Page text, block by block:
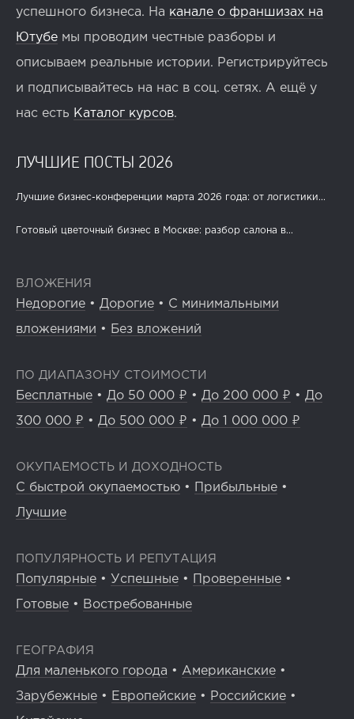
успешного бизнеса. На канале о франшизах на
Ютубе мы проводим честные разборы и
описываем реальные истории. Регистрируйтесь
и подписывайтесь на нас в соц. сетях. А ещё у
нас есть Каталог курсов.
ЛУЧШИЕ ПОСТЫ 2026
Лучшие бизнес-конференции марта 2026 года: от логистики...
Готовый цветочный бизнес в Москве: разбор салона в...
ВЛОЖЕНИЯ
Недорогие • Дорогие • С минимальными
вложениями • Без вложений
ПО ДИАПАЗОНУ СТОИМОСТИ
Бесплатные • До 50 000 ₽ • До 200 000 ₽ • До
300 000 ₽ • До 500 000 ₽ • До 1 000 000 ₽
ОКУПАЕМОСТЬ И ДОХОДНОСТЬ
С быстрой окупаемостью • Прибыльные •
Лучшие
ПОПУЛЯРНОСТЬ И РЕПУТАЦИЯ
Популярные • Успешные • Проверенные •
Готовые • Востребованные
ГЕОГРАФИЯ
Для маленького города • Американские •
Зарубежные • Европейские • Российские •